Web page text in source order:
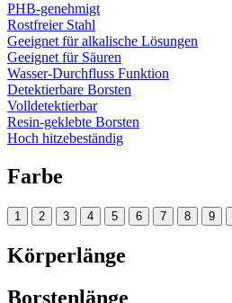
PHB-genehmigt
Rostfreier Stahl
Geeignet für alkalische Lösungen
Geeignet für Säuren
Wasser-Durchfluss Funktion
Detektierbare Borsten
Volldetektierbar
Resin-geklebte Borsten
Hoch hitzebeständig
Farbe
1 2 3 4 5 6 7 8 9
Körperlänge
Borstenlänge